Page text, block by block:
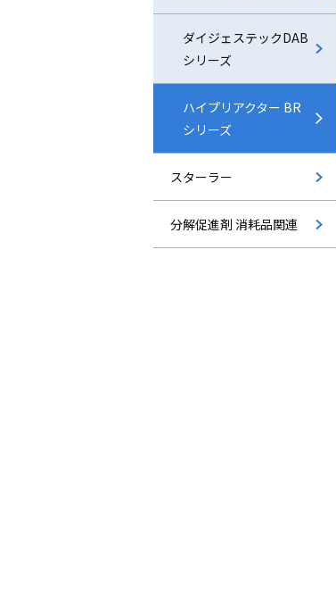
ダイジェステックDAB
シリーズ
ハイプリアクター BR
シリーズ
スターラー
分解促進剤 消耗品関連